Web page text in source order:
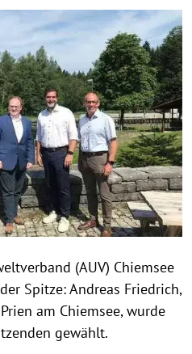
(AUV) Chiemsee
Spitze: Andreas Friedrich,
am Chiemsee, wurde
gewählt.